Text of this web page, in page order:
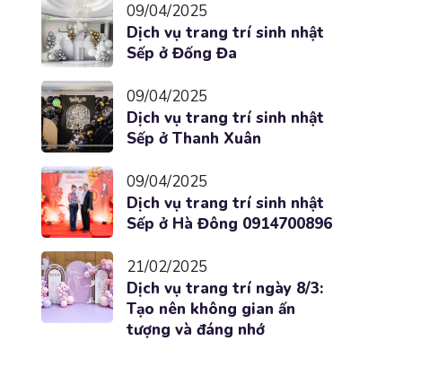
09/04/2025
Dịch vụ trang trí sinh nhật
Sếp ở Đống Đa
09/04/2025
Dịch vụ trang trí sinh nhật
Sếp ở Thanh Xuân
09/04/2025
Dịch vụ trang trí sinh nhật
Sếp ở Hà Đông 0914700896
21/02/2025
Dịch vụ trang trí ngày 8/3:
Tạo nên không gian ấn
tượng và đáng nhớ